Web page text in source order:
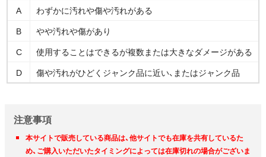
A
わずかに汚れや傷や汚れがある
B
やや汚れや傷があり
C
使用することはできるが複数または大きなダメージがある
D
傷や汚れがひどくジャンク品に近い、またはジャンク品
注意事項
本サイトで販売している商品は、他サイトでも在庫を共有しているた
め、ご購入いただいたタイミングによっては在庫切れの場合がございま